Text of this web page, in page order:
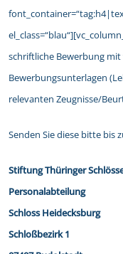
schriftliche Bewerbung
Bewerbungsunterlagen
relevanten Zeugnisse/
Senden Sie diese bitte bis
Stiftung Thüringer
Personalabteilung
Schloss Heidecksburg
Schloßbezirk 1